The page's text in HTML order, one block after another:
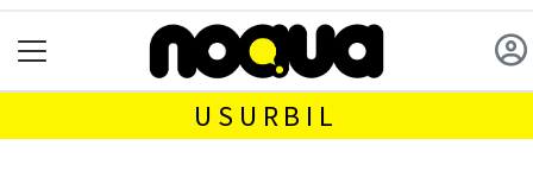
USURBIL